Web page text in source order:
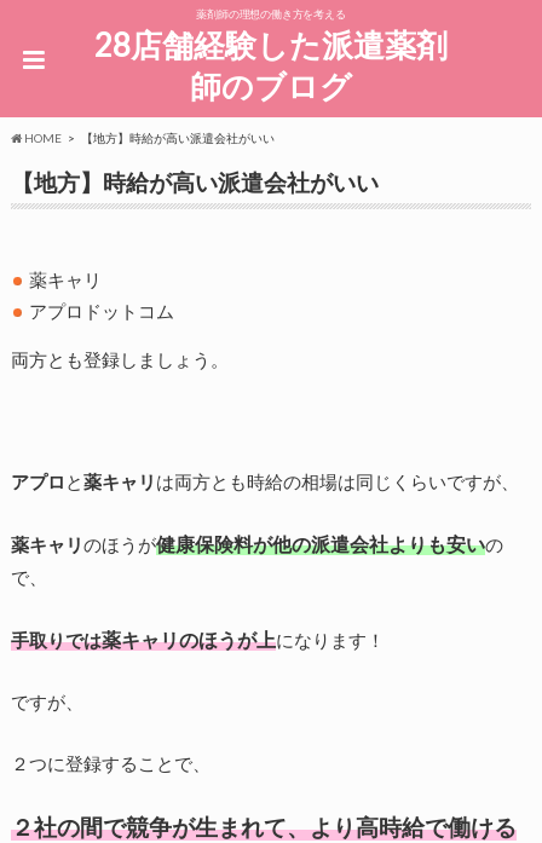
薬剤師の理想の働き方を考える
28店舗経験した派遣薬剤
師のブログ
HOME 【地方】時給が高い派遣会社がいい
【地方】時給が高い派遣会社がいい
薬キャリ
アプロドットコム
両方とも登録しましょう。
アプロ と薬キャリ は両方とも時給の相場は同じくらいですが、
薬キャリのほうが健康保険料が他の派遣会社よりも安いの
で、
手取りでは薬キャリのほうが上になります！
ですが、
２つに登録することで、
２社の間で競争が生まれて、より高時給で働ける